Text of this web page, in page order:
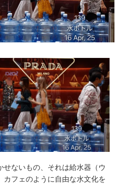
せないもの、それは給水器（ウ
カフェのように自由な水文化を